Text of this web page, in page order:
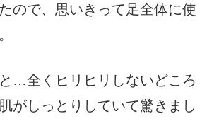
ので、思いきって足全体に使
…全くヒリヒリしないどころ
がしっとりしていて驚きまし